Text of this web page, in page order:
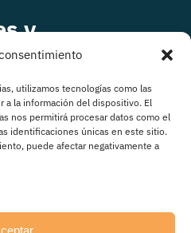
utilizamos tecnologías como las
a la información del dispositivo. El
nos permitirá procesar datos como el
identificaciones únicas en este sitio.
puede afectar negativamente a
y